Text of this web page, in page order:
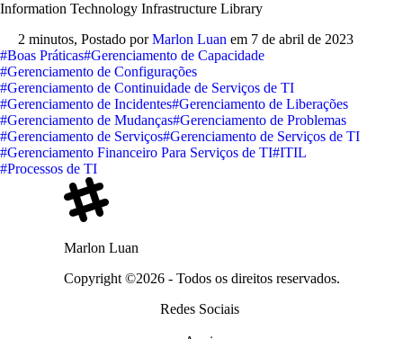
Information Technology Infrastructure Library
2 minutos, Postado porMarlon Luan em 7 de abril de 2023
#Boas Práticas#Gerenciamento de Capacidade
#Gerenciamento de Configurações
#Gerenciamento de Continuidade de Serviços de TI
#Gerenciamento de Incidentes#Gerenciamento de Liberações
#Gerenciamento de Mudanças#Gerenciamento de Problemas
#Gerenciamento de Serviços#Gerenciamento de Serviços de TI
#Gerenciamento Financeiro Para Serviços de TI#ITIL
#Processos de TI
Marlon Luan
Copyright ©2026 - Todos os direitos reservados.
Redes Sociais